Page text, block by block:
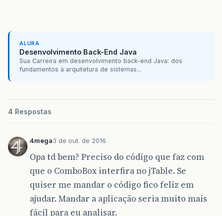
Uf
uf = Uf)Cbestado
novaPessoa.setCodigo( Integer
btnSalvar
btnEditar. setEnabled (false );
setEnabled
//FECHAR CAMPOS DO FORM
fecharCampos();
} catch (Exception
ALURA
Desenvolvimento Back-End Java
Sua Carreira em desenvolvimento back-end Java: dos
fundamentos à arquitetura de sistemas...
4 Respostas
4mega3 de out. de 2016
Opa td bem? Preciso do código que faz com
que o ComboBox interfira no jTable. Se
quiser me mandar o código fico feliz em
ajudar. Mandar a aplicação seria muito mais
fácil para eu analisar.